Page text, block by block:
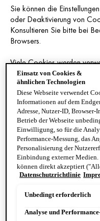
Sie können die
oder Deaktivierung von
Konsultieren Sie bitte bei
Browsers.
Viele Cookies werden
Funktionen von Websites/
von Cookies kann daher
unserer Websites/Apps
nachstehenden Cookie-
ART DES
Einsatz von Cookies &
ähnlichen Technologien
Diese Webseite verwendet
Informationen auf dem
Adresse, Nutzer-ID,
Betrieb der Webseite
Einwilligung, so für die
Performance-Messung, das
Personalisierung der
Einbindung externer
können direkt akzeptiert
Einwilligung fortfahren")
speichern"). Die Auswahl
Datenschutzinformationen.
Datenschutzrichtlinie
Unbedingt erforderlich
Analyse und